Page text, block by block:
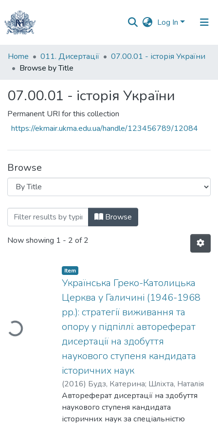
Log In
Communities
&
All of DSpace
Home 011. Дисертації
07.00.01 - історія України
Browse by Title
07.00.01 - історія України
Permanent URI for this collection
https://ekmair.ukma.edu.ua/handle/123456789/12084
Browse
Browsing 07.00.01 - історія України by
Browse
Now showing 1 - 2 of 2
Loading...
Item
Українська Греко-Католицька
Церква у Галичині (1946-1968
рр.): стратегії виживання та
опору у підпіллі: автореферат
дисертації на здобуття
наукового ступеня кандидата
історичних наук
(2016) Будз, Катерина; Шліхта, Наталія
Автореферат дисертації на здобуття
наукового ступеня кандидата
історичних наук за спеціальністю